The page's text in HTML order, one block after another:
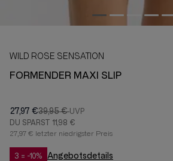
WILD ROSE SENSATION
FORMENDER MAXI SLIP
27,97 €39,95 €
DU SPARST 11,98 €
27,97 € letzter niedrigster Preis
3 = -10% Angebotsdetails